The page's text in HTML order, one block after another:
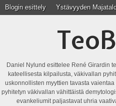
Blogin esittely Ystävyyden
Daniel Nylund esittelee René Girardin
kateellisesta kilpailusta, väkivallan
uskonnollisten myyttien tavasta
pyhitetyn väkivallan vähittäistä
evankeliumit paljastavat uhria